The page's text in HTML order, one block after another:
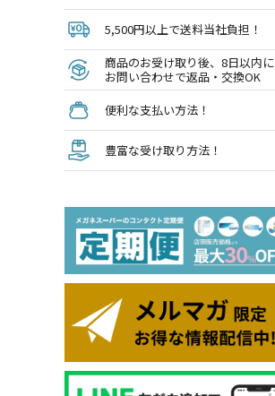
5,500円以上で送料当社負担！
商品のお受け取り後、8日以内に
お問い合わせで返品・交換OK
便利な支払い方法！
豊富な受け取り方法！